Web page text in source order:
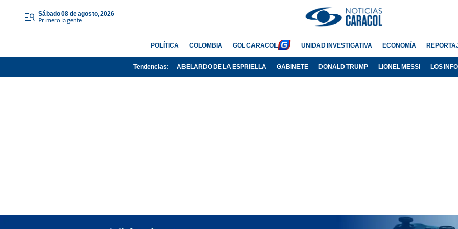
sábado 08 de agosto, 2026
Primero la gente
POLÍTICA COLOMBIA GOL CARACOL UNIDAD INVESTIGATIVA ECONOMÍA
Tendencias: ABELARDO DE LA ESPRIELLA GABINETE DONALD TRUMP LIONEL MESSI LOS